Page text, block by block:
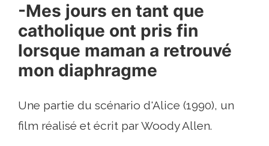
-Mes jours en tant que
catholique ont pris fin
lorsque maman a retrouvé
mon diaphragme
Une partie du scénario d'Alice (1990), un
film réalisé et écrit par Woody Allen.